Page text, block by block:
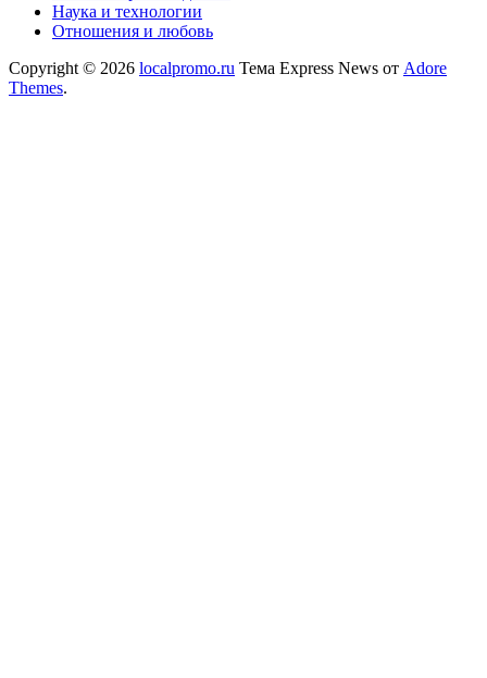
Наука и технологии
Отношения и любовь
Copyright © 2026 localpromo.ru Тема Express News от Adore
Themes.